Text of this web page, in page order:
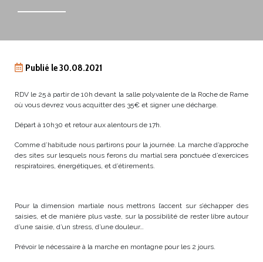
Publié le 30.08.2021
RDV le 25 à partir de 10h devant la salle polyvalente de la Roche de Rame
où vous devrez vous acquitter des 35€ et signer une décharge.
Départ à 10h30 et retour aux alentours de 17h.
Comme d’habitude nous partirons pour la journée. La marche d’approche
des sites sur lesquels nous ferons du martial sera ponctuée d’exercices
respiratoires, énergétiques, et d’étirements.
Pour la dimension martiale nous mettrons l’accent sur s’échapper des
saisies, et de manière plus vaste, sur la possibilité de rester libre autour
d’une saisie, d’un stress, d’une douleur…
Prévoir le nécessaire à la marche en montagne pour les 2 jours.